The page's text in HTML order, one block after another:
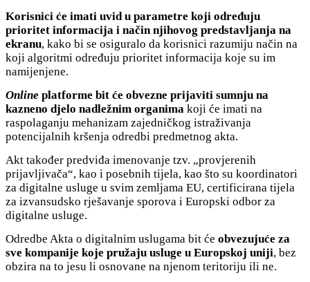
Korisnici će imati uvid u parametre koji određuju
prioritet informacija i način njihovog predstavljanja na
ekranu, kako bi se osiguralo da korisnici razumiju način na
koji algoritmi određuju prioritet informacija koje su im
namijenjene.
Online platforme bit će obvezne prijaviti sumnju na
kazneno djelo nadležnim organima koji će imati na
raspolaganju mehanizam zajedničkog istraživanja
potencijalnih kršenja odredbi predmetnog akta.
Akt također predviđa imenovanje tzv. „provjerenih
prijavljivača“, kao i posebnih tijela, kao što su koordinatori
za digitalne usluge u svim zemljama EU, certificirana tijela
za izvansudsko rješavanje sporova i Europski odbor za
digitalne usluge.
Odredbe Akta o digitalnim uslugama bit će obvezujuće za
sve kompanije koje pružaju usluge u Europskoj uniji, bez
obzira na to jesu li osnovane na njenom teritoriju ili ne.